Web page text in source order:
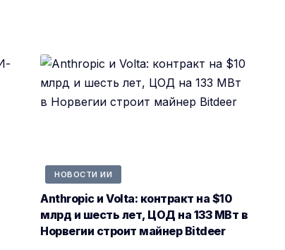
НОВОСТИ ИИ
Anthropic и Volta: контракт на $10
млрд и шесть лет, ЦОД на 133 МВт в
Норвегии строит майнер Bitdeer